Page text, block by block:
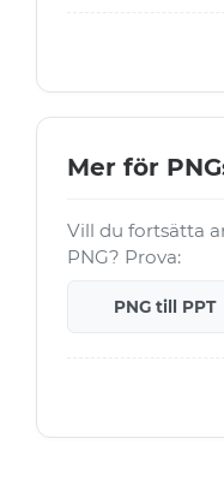
Mer för
Vill du fortsätta
PNG? Prova:
PNG till PPT